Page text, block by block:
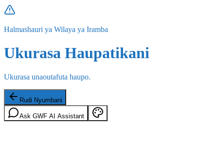
Halmashauri ya Wilaya ya Iramba
Ukurasa Haupatikani
Ukurasa unaoutafuta haupo.
Rudi Nyumbani
Ask GWF AI Assistant